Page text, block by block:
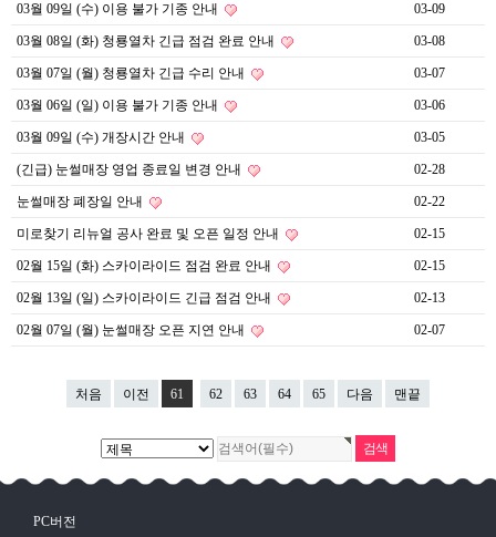
03월 09일 (수) 이용 불가 기종 안내 03-09
03월 08일 (화) 청룡열차 긴급 점검 완료 안내 03-08
03월 07일 (월) 청룡열차 긴급 수리 안내 03-07
03월 06일 (일) 이용 불가 기종 안내 03-06
03월 09일 (수) 개장시간 안내 03-05
(긴급) 눈썰매장 영업 종료일 변경 안내 02-28
눈썰매장 폐장일 안내 02-22
미로찾기 리뉴얼 공사 완료 및 오픈 일정 안내 02-15
02월 15일 (화) 스카이라이드 점검 완료 안내 02-15
02월 13일 (일) 스카이라이드 긴급 점검 안내 02-13
02월 07일 (월) 눈썰매장 오픈 지연 안내 02-07
처음 이전 61 62 63 64 65 다음 맨끝
PC버전